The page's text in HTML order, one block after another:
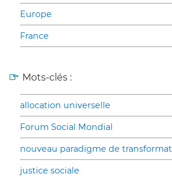
Europe
France
Mots-clés :
allocation universelle
Forum Social Mondial
nouveau paradigme de
justice sociale